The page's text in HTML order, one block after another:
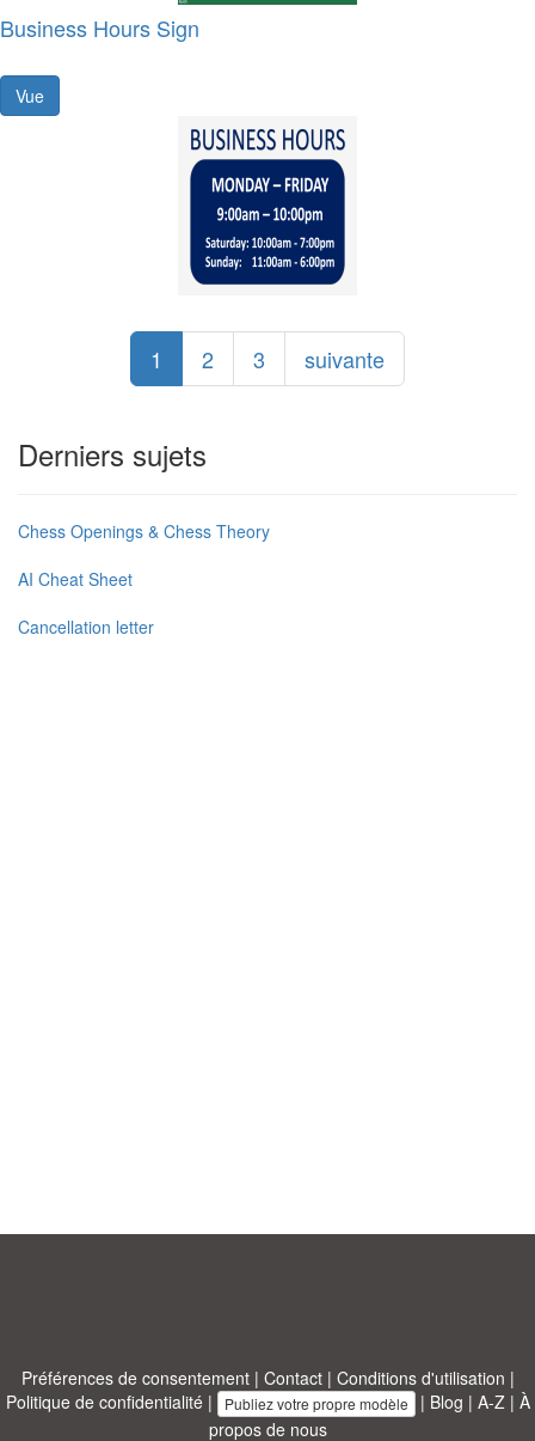
Business Hours Sign
Vue
1 2 3 suivante
Derniers sujets
Chess Openings & Chess Theory
AI Cheat Sheet
Cancellation letter
Préférences de consentement| Contact| Conditions d'utilisation |
Politique de confidentialité| Publiez votre propre modèle | Blog | A-Z | À
propos de nous